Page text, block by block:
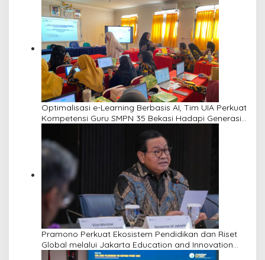
Optimalisasi e-Learning Berbasis AI, Tim UIA Perkuat
Kompetensi Guru SMPN 35 Bekasi Hadapi Generasi
Pramono Perkuat Ekosistem Pendidikan dan Riset
Global melalui Jakarta Education and Innovation
Center